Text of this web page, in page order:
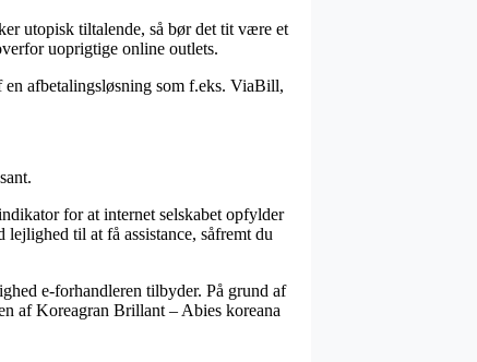
utopisk tiltalende, så bør det tit være et
uoprigtige online outlets.
afbetalingsløsning som f.eks. ViaBill,
for at internet selskabet opfylder
til at få assistance, såfremt du
e-forhandleren tilbyder. På grund af
af Koreagran Brillant – Abies koreana